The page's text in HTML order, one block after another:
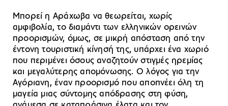
Μπορεί η Αράχωβα να θεωρείται, χωρίς
αμφιβολία, το διαμάντι των ελληνικών ορεινών
προορισμών, όμως, σε μικρή απόσταση από την
έντονη τουριστική κίνησή της, υπάρχει ένα χωριό
που περιμένει όσους αναζητούν στιγμές ηρεμίας
και μεγαλύτερης απομόνωσης. Ο λόγος για την
Αγόριανη, έναν προορισμό που αποπνέει όλη τη
μαγεία μιας σύντομης απόδρασης στη φύση,